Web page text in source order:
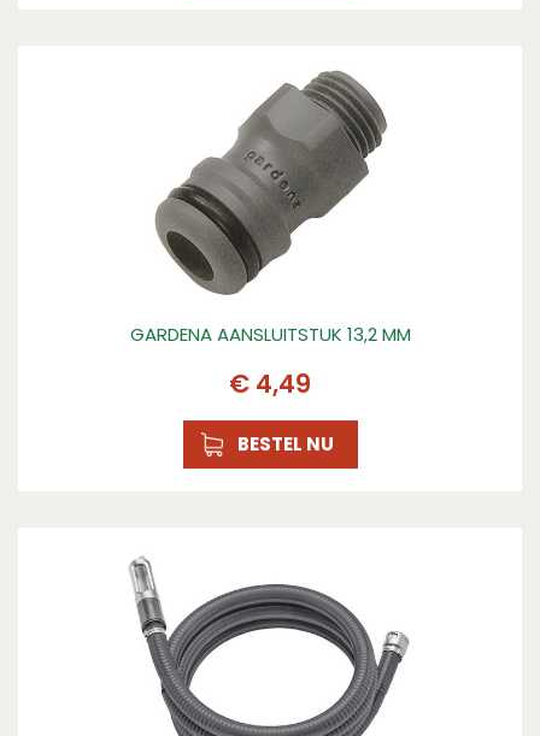
GARDENA AANSLUITSTUK 13,2 MM
€ 4,49
BESTEL NU